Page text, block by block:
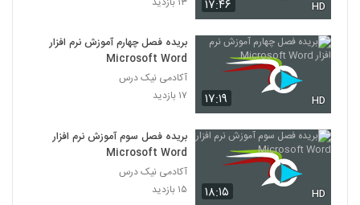
۱۷:۴۶ HD
۱۷:۱۹ HD
بریده فصل چهارم آموزش نرم افزار
Microsoft Word
آکادمی نیک درس
۱۷ بازدید
۱۸:۱۵ HD
بریده فصل سوم آموزش نرم افزار
Microsoft Word
آکادمی نیک درس
۱۵ بازدید